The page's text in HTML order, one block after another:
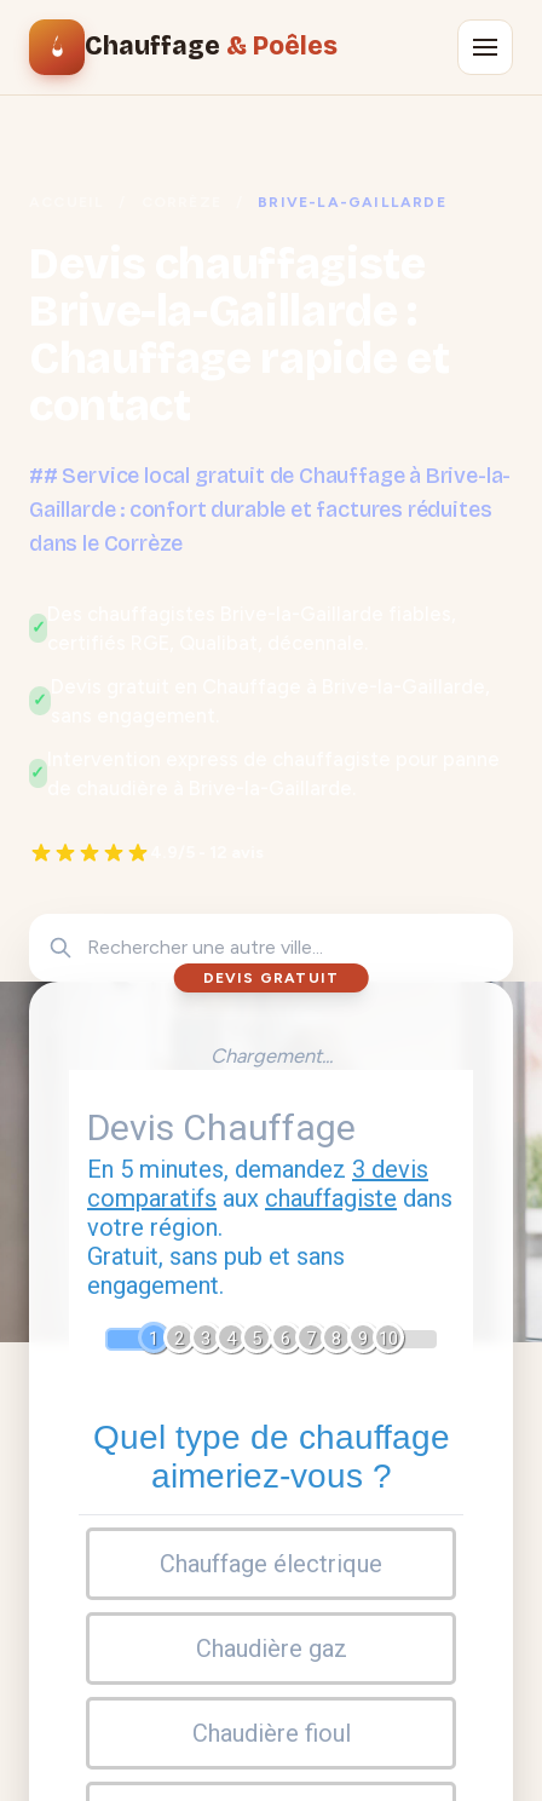
Chauffage & Poêles
BRIVE-LA-GAILLARDE
## Service local gratuit de Chauffage à Brive-la-
Gaillarde : confort durable et factures réduites
dans le Corrèze
✓
✓
✓
Intervention express de chauffagiste pour panne
de chaudière à Brive-la-Gaillarde.
DEVIS GRATUIT
Chargement...
Devis Chauffage
En 5 minutes, demandez 3 devis
comparatifs aux chauffagiste dans
votre région.
Gratuit, sans pub et sans
engagement.
1 2 3 4 5 6 7 8 9 10
Quel type de chauffage
aimeriez-vous ?
Chauffage électrique
Chaudière gaz
Chaudière fioul